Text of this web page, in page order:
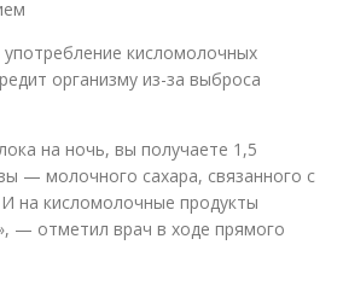
кисломолочных
организму из-за выброса
на ночь, вы получаете 1,5
— молочного сахара, связанного с
на кисломолочные продукты
— отметил врач в ходе прямого